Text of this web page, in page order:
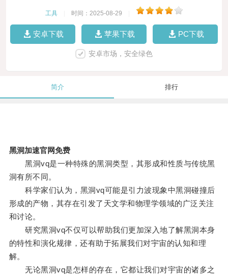
工具 时间：2025-08-29
安卓下载 苹果下载 PC下载
安卓市场，安全绿色
简介 排行
黑洞加速官网免费
黑洞vq是一种特殊的黑洞类型，其形成和性质与传统黑
洞有所不同。
科学家们认为，黑洞vq可能是引力波现象中黑洞碰撞后
形成的产物，其存在引发了天文学和物理学领域的广泛关注
和讨论。
研究黑洞vq不仅可以帮助我们更加深入地了解黑洞本身
的特性和演化规律，还有助于拓展我们对宇宙的认知和理
解。
无论黑洞vq是怎样的存在，它都让我们对宇宙的诸多之